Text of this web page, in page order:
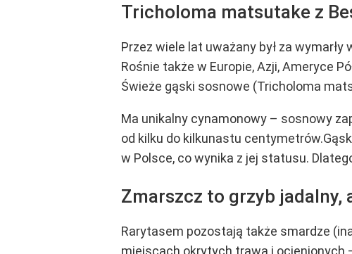
Tricholoma matsutake z
Przez wiele lat uważany był za wymarły
Rośnie także w Europie, Azji, Ameryce
Świeże gąski sosnowe (Tricholoma
Ma unikalny cynamonowy – sosnowy
od kilku do kilkunastu
w Polsce, co wynika z jej statusu.
Zmarszcz to grzyb jadalny,
Rarytasem pozostają także smardze
miejscach okrytych trawą i ocienionych